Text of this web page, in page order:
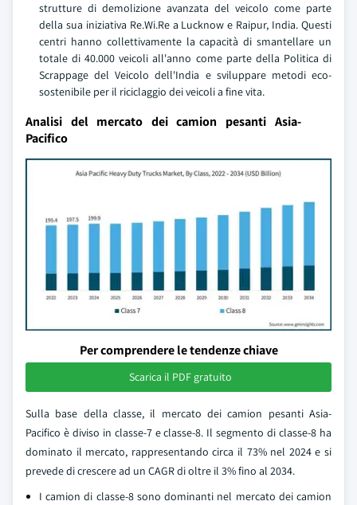
strutture di demolizione avanzata del veicolo come parte
della sua iniziativa Re.Wi.Re a Lucknow e Raipur, India. Questi
centri hanno collettivamente la capacità di smantellare un
totale di 40.000 veicoli all'anno come parte della Politica di
Scrappage del Veicolo dell'India e sviluppare metodi eco-
sostenibile per il riciclaggio dei veicoli a fine vita.
Analisi del mercato dei camion pesanti Asia-
Pacifico
Per comprendere le tendenze chiave
Scarica il PDF gratuito
Sulla base della classe, il mercato dei camion pesanti Asia-
Pacifico è diviso in classe-7 e classe-8. Il segmento di classe-8 ha
dominato il mercato, rappresentando circa il 73% nel 2024 e si
prevede di crescere ad un CAGR di oltre il 3% fino al 2034.
I camion di classe-8 sono dominanti nel mercato dei camion